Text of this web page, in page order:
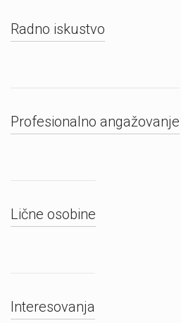
Radno iskustvo
Profesionalno angažovanje
Lične osobine
Interesovanja